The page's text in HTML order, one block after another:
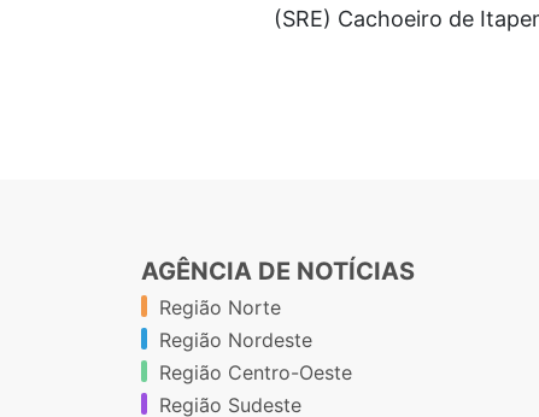
(SRE) Cachoeiro de
AGÊNCIA DE NOTÍCIAS
Região Norte
Região Nordeste
Região Centro-Oeste
Região Sudeste